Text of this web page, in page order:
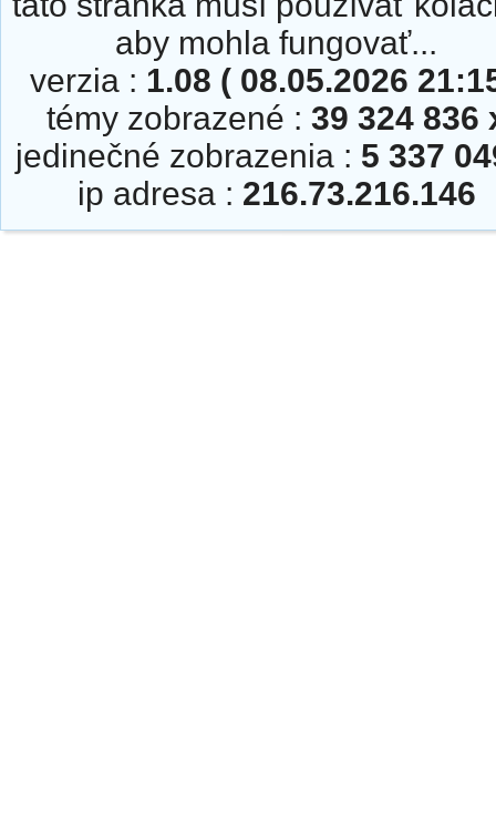
aby mohla fungovať...
verzia : 1.08 ( 08.05.2026
témy zobrazené : 39 324 836
jedinečné zobrazenia : 5 337
ip adresa : 216.73.216.146